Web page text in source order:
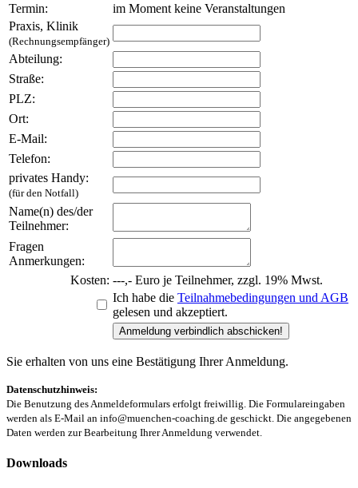
Termin:
im Moment keine Veranstaltungen
Praxis, Klinik
(Rechnungsempfänger)
Abteilung:
Straße:
PLZ:
Ort:
E-Mail:
Telefon:
privates Handy:
(für den Notfall)
Name(n) des/der
Teilnehmer:
Fragen
Anmerkungen:
Kosten: ---,- Euro je Teilnehmer, zzgl. 19% Mwst.
Ich habe die Teilnahmebedingungen und AGB
gelesen und akzeptiert.
Sie erhalten von uns eine Bestätigung Ihrer Anmeldung.
Datenschutzhinweis:
Die Benutzung des Anmeldeformulars erfolgt freiwillig. Die Formulareingaben
werden als E-Mail an info@muenchen-coaching.de geschickt. Die angegebenen
Daten werden zur Bearbeitung Ihrer Anmeldung verwendet.
Downloads